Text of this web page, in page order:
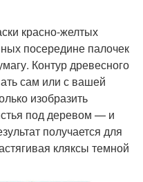
красно-желтых
посередине палочек
Контур древесного
сам или с вашей
изобразить
под деревом — и
получается для
кляксы темной